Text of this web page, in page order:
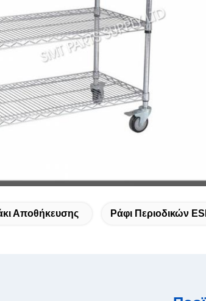
Αποθήκευσης Ράφι Περιοδικών